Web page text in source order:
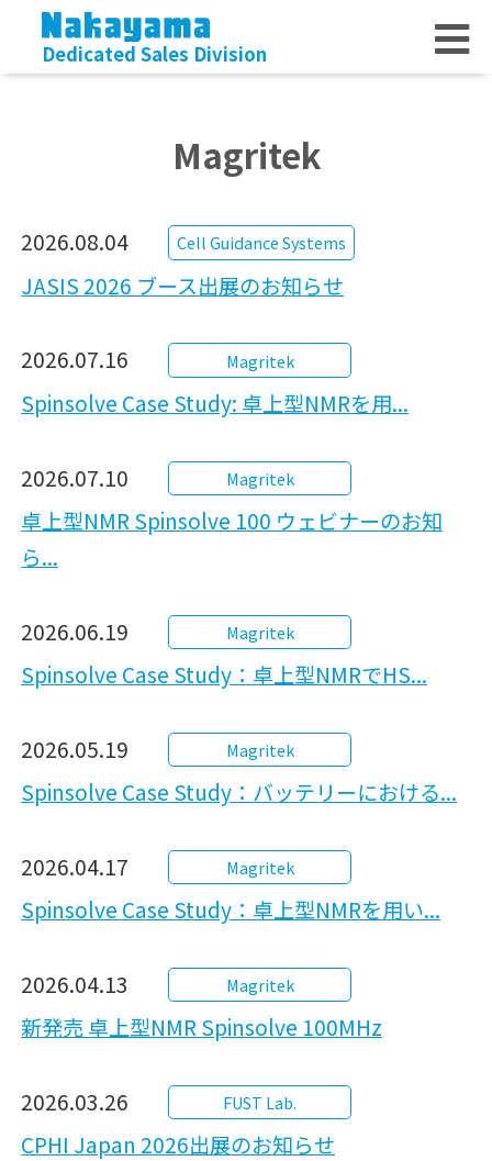
Dedicated Sales Division
Magritek
2026.08.04 Cell Guidance Systems
JASIS 2026 ブース出展のお知らせ
2026.07.16 Magritek
Spinsolve Case Study: 卓上型NMRを用...
2026.07.10 Magritek
卓上型NMR Spinsolve 100 ウェビナーのお知
ら...
2026.06.19 Magritek
Spinsolve Case Study：卓上型NMRでHS...
2026.05.19 Magritek
Spinsolve Case Study：バッテリーにおける...
2026.04.17 Magritek
Spinsolve Case Study：卓上型NMRを用い...
2026.04.13 Magritek
新発売 卓上型NMR Spinsolve 100MHz
2026.03.26 FUST Lab.
CPHI Japan 2026出展のお知らせ